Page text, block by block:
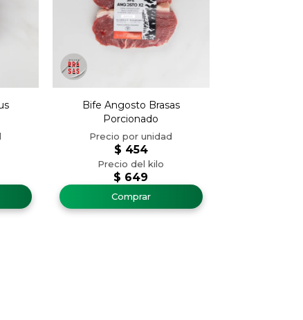
Bife Angosto Brasas
Porcionado
$ 649
$ 454